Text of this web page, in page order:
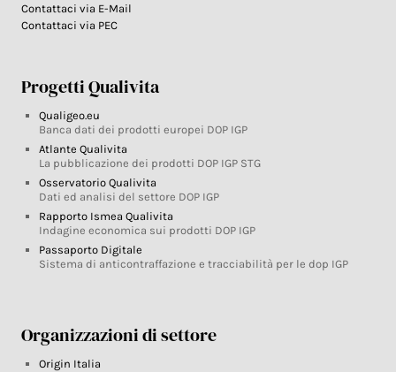
Contattaci via E-Mail
Contattaci via PEC
Progetti Qualivita
Qualigeo.eu
Banca dati dei prodotti europei DOP IGP
Atlante Qualivita
La pubblicazione dei prodotti DOP IGP STG
Osservatorio Qualivita
Dati ed analisi del settore DOP IGP
Rapporto Ismea Qualivita
Indagine economica sui prodotti DOP IGP
Passaporto Digitale
Sistema di anticontraffazione e tracciabilità per le dop IGP
Organizzazioni di settore
Origin Italia